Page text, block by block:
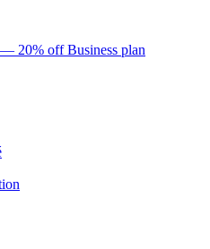
20% off Business plan